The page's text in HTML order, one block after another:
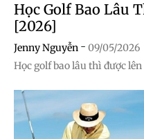
Học Golf Bao Lâu
[2026]
Jenny Nguyễn - 09/05/2026
Học golf bao lâu thì được lên